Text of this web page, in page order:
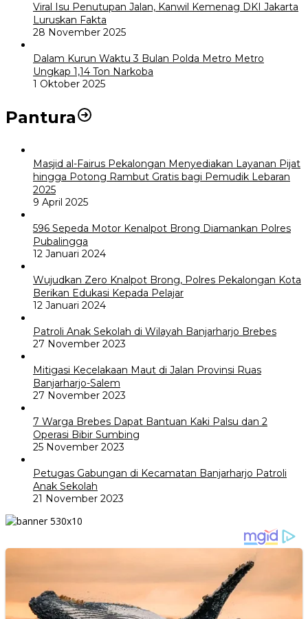
Viral Isu Penutupan Jalan, Kanwil Kemenag DKI Jakarta
Luruskan Fakta
28 November 2025
Dalam Kurun Waktu 3 Bulan Polda Metro Metro
Ungkap 1,14 Ton Narkoba
1 Oktober 2025
Pantura
Masjid al-Fairus Pekalongan Menyediakan Layanan Pijat
hingga Potong Rambut Gratis bagi Pemudik Lebaran
2025
9 April 2025
596 Sepeda Motor Kenalpot Brong Diamankan Polres
Pubalingga
12 Januari 2024
Wujudkan Zero Knalpot Brong, Polres Pekalongan Kota
Berikan Edukasi Kepada Pelajar
12 Januari 2024
Patroli Anak Sekolah di Wilayah Banjarharjo Brebes
27 November 2023
Mitigasi Kecelakaan Maut di Jalan Provinsi Ruas
Banjarharjo-Salem
27 November 2023
7 Warga Brebes Dapat Bantuan Kaki Palsu dan 2
Operasi Bibir Sumbing
25 November 2023
Petugas Gabungan di Kecamatan Banjarharjo Patroli
Anak Sekolah
21 November 2023